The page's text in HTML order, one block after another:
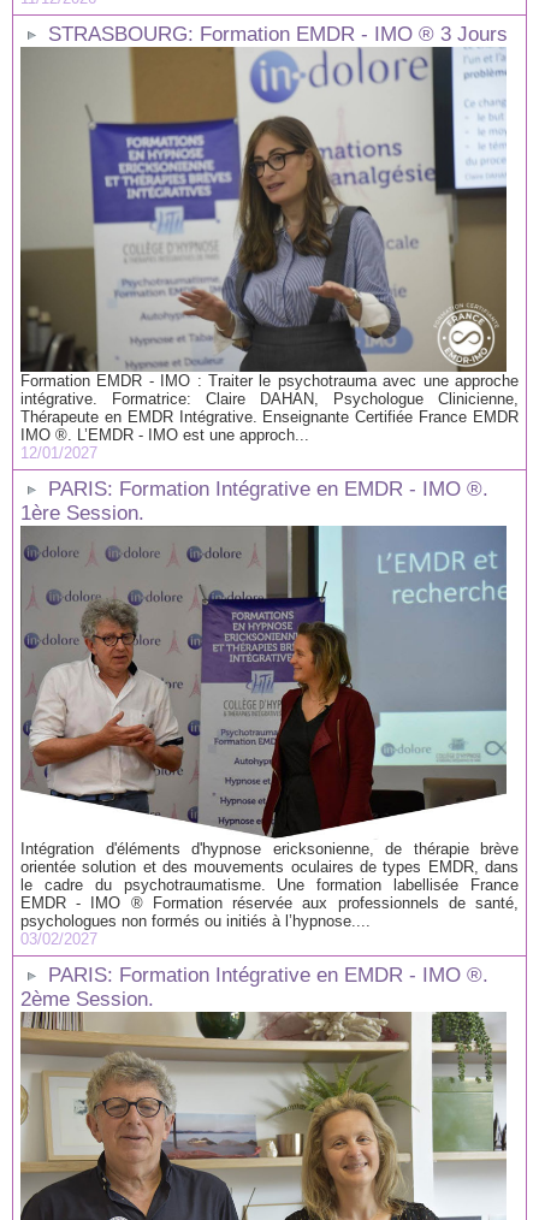
STRASBOURG: Formation EMDR - IMO ® 3 Jours
Formation EMDR - IMO : Traiter le psychotrauma avec une approche
intégrative. Formatrice: Claire DAHAN, Psychologue Clinicienne,
Thérapeute en EMDR Intégrative. Enseignante Certifiée France EMDR
IMO ®. L’EMDR - IMO est une approch...
12/01/2027
PARIS: Formation Intégrative en EMDR - IMO ®.
1ère Session.
Intégration d'éléments d'hypnose ericksonienne, de thérapie brève
orientée solution et des mouvements oculaires de types EMDR, dans
le cadre du psychotraumatisme. Une formation labellisée France
EMDR - IMO ® Formation réservée aux professionnels de santé,
psychologues non formés ou initiés à l’hypnose....
03/02/2027
PARIS: Formation Intégrative en EMDR - IMO ®.
2ème Session.